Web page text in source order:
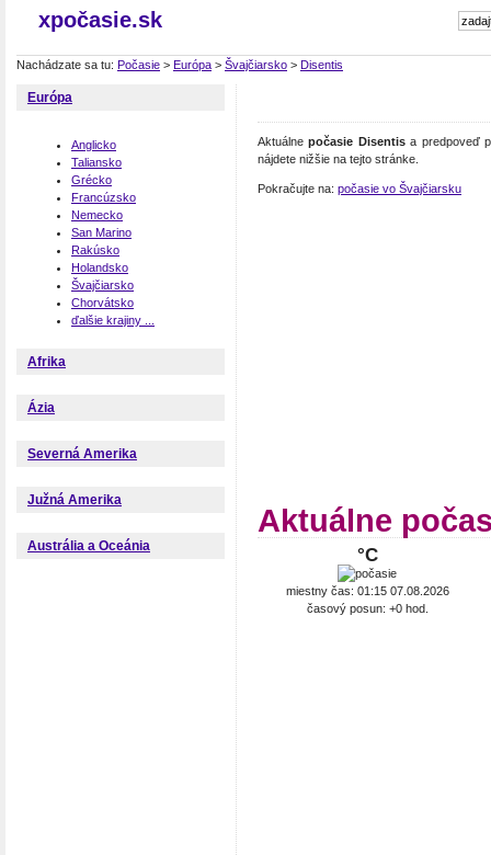
xpočasie.sk
Nachádzate sa tu: Počasie > Európa > Švajčiarsko > Disentis
Európa
Anglicko
Taliansko
Grécko
Francúzsko
Nemecko
San Marino
Rakúsko
Holandsko
Švajčiarsko
Chorvátsko
ďalšie krajiny ...
Afrika
Ázia
Severná Amerika
Južná Amerika
Austrália a Oceánia
Aktuálnepočasie Disentisa predpoveď
nájdete nižšie na tejto stránke.
Pokračujte na: počasie vo Švajčiarsku
Aktuálne
°C
miestny čas: 01:15 07.08.2026
časový posun: +0 hod.